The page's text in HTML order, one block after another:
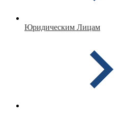
Юридическим Лицам